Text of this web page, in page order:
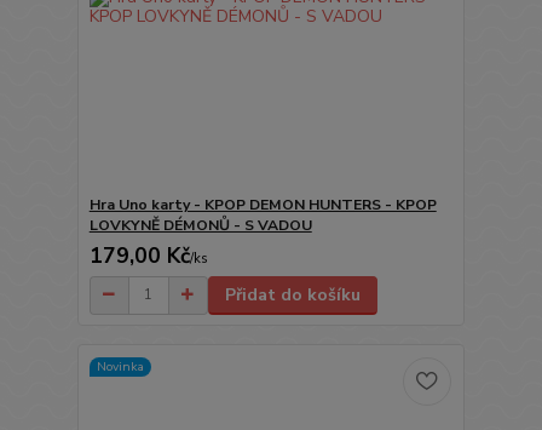
Hra Uno karty - KPOP DEMON HUNTERS - KPOP
LOVKYNĚ DÉMONŮ - S VADOU
179,00 Kč/ks
Přidat do košíku
Novinka